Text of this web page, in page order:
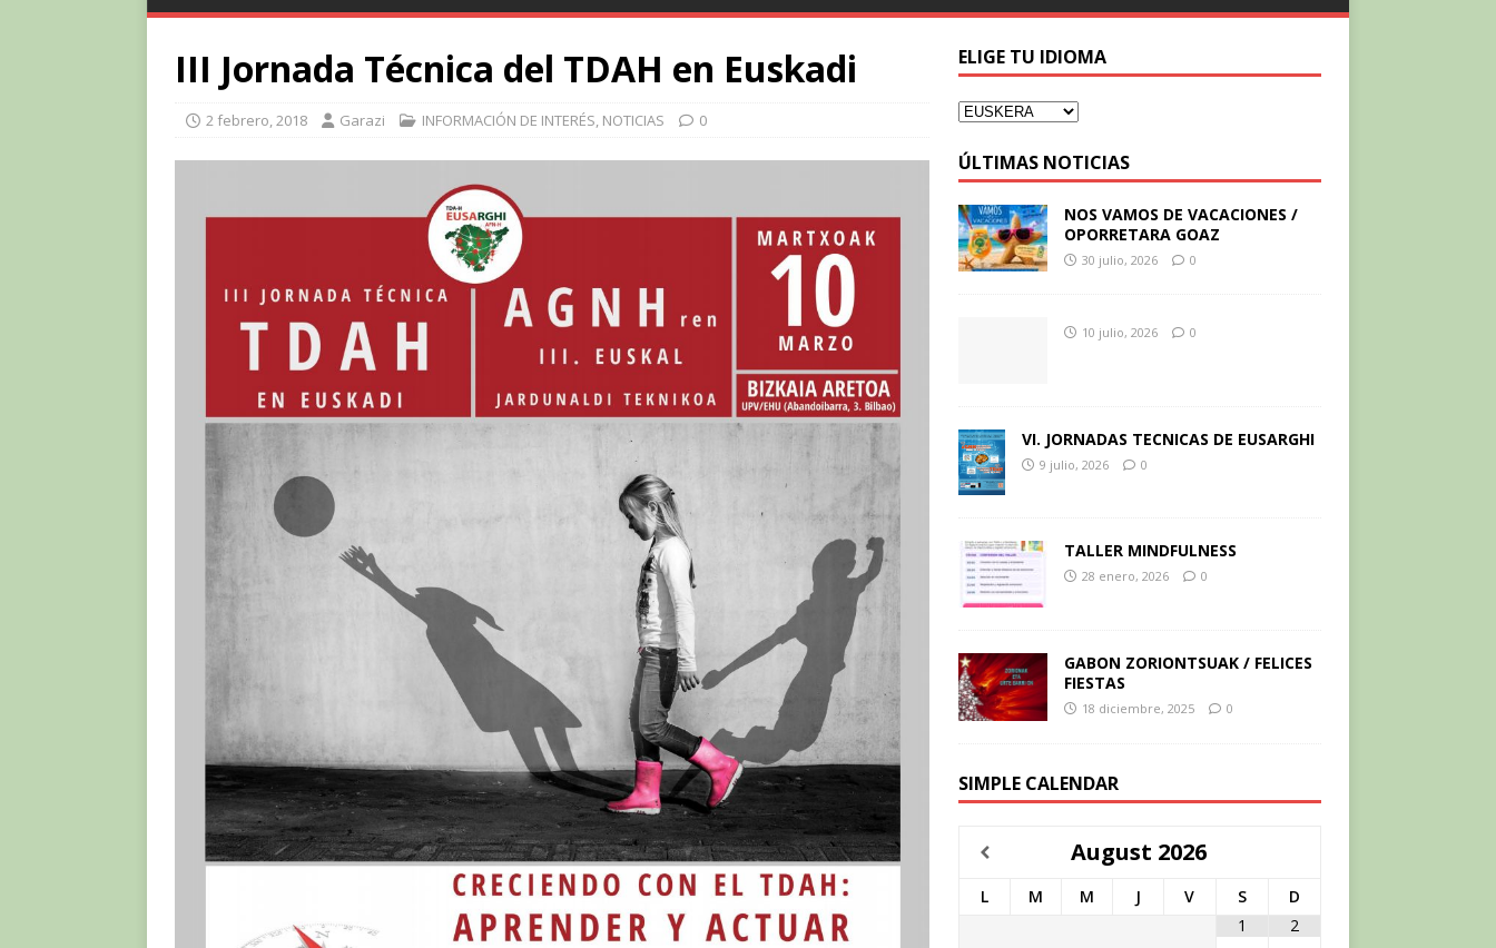
III Jornada Técnica del TDAH en Euskadi
2 febrero, 2018 Garazi INFORMACIÓN DE INTERÉS, NOTICIAS 0
ELIGE TU IDIOMA
ÚLTIMAS NOTICIAS
NOS VAMOS DE VACACIONES /
OPORRETARA GOAZ
30 julio, 2026 0
10 julio, 2026 0
VI. JORNADAS TECNICAS DE EUSARGHI
9 julio, 2026 0
TALLER MINDFULNESS
28 enero, 2026 0
GABON ZORIONTSUAK / FELICES
FIESTAS
18 diciembre, 2025 0
SIMPLE CALENDAR
August 2026
L M M J V S
D
1
2